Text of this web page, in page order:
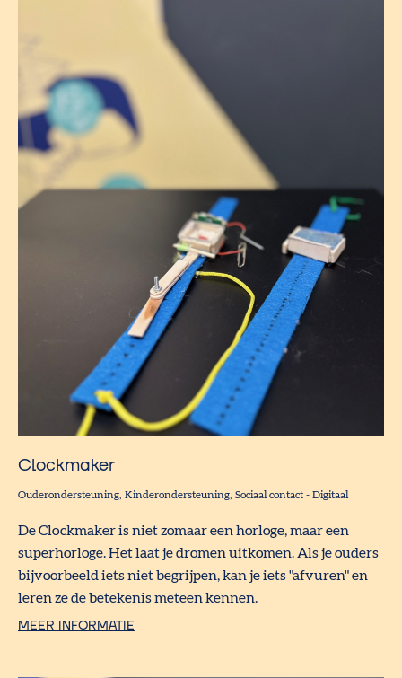
Clockmaker
Ouderondersteuning Kinderondersteuning Sociaal contact - Digitaal
De Clockmaker is niet zomaar een horloge, maar een
superhorloge. Het laat je dromen uitkomen. Als je ouders
bijvoorbeeld iets niet begrijpen, kan je iets "afvuren" en
leren ze de betekenis meteen kennen.
MEER INFORMATIE